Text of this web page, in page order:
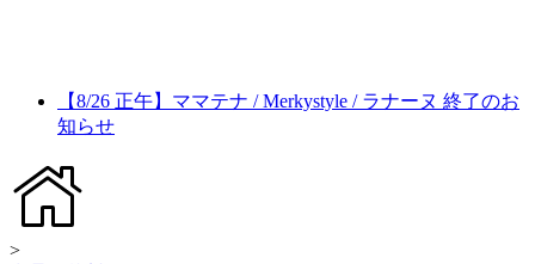
【8/26 正午】ママテナ / Merkystyle / ラナーヌ 終了のお
知らせ
>